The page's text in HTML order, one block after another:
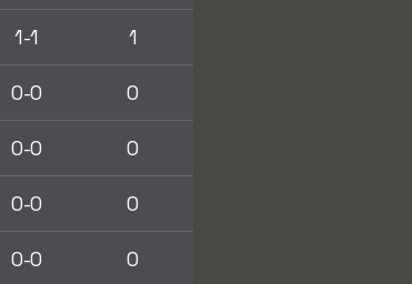
1-1 1
0-0 0
0-0 0
0-0 0
0-0 0